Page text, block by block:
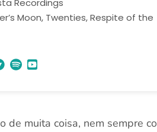
Recordings
Moon, Twenties, Respite of the
de muita coisa, nem sempre